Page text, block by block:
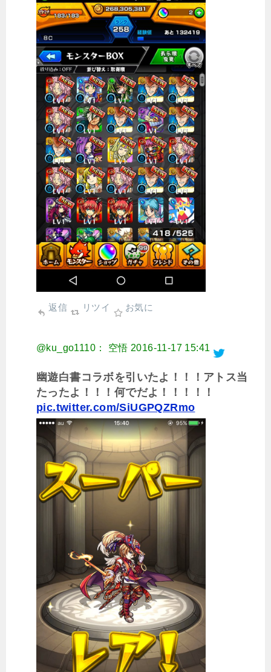
返信 リツイ お気に
@ku_go1110： 空悟 2016-11-17 15:41
幽遊白書コラボを引いたよ！！！アトス当
たったよ！！！何でだよ！！！！！
pic.twitter.com/SiUGPQZRmo